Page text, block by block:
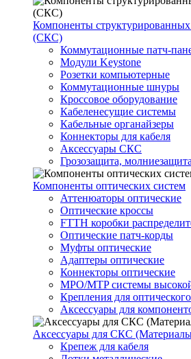
Компоненты
(СКС)
Коммутационные патч-
Модули Keystone
Розетки компьютерные
Коммутационные шнуры
Кроссовое оборудование
Кабеленесущие системы
Кабельные органайзеры
Коннекторы для кабеля
Аксессуары СКС
Грозозащита, молниезащита
Компоненты оптических систем
Аттенюаторы оптические
Оптические кроссы
FTTH коробки
Оптические патч-корды
Муфты оптические
Адаптеры оптические
Коннекторы оптические
MPO/MTP системы
Крепления для
Аксессуары для
Аксессуары для СКС
Крепеж для кабеля